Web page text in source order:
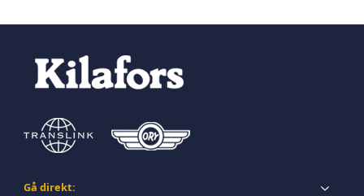
Gå direkt: